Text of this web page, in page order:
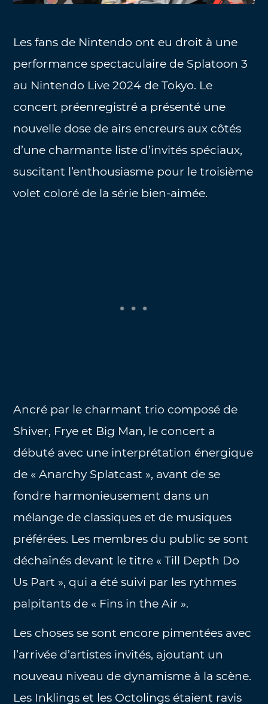
Les fans de Nintendo ont eu droit à une
performance spectaculaire de Splatoon 3
au Nintendo Live 2024 de Tokyo. Le
concert préenregistré a présenté une
nouvelle dose de airs encreurs aux côtés
d’une charmante liste d’invités spéciaux,
suscitant l’enthousiasme pour le troisième
volet coloré de la série bien-aimée.
Ancré par le charmant trio composé de
Shiver, Frye et Big Man, le concert a
débuté avec une interprétation énergique
de « Anarchy Splatcast », avant de se
fondre harmonieusement dans un
mélange de classiques et de musiques
préférées. Les membres du public se sont
déchaînés devant le titre « Till Depth Do
Us Part », qui a été suivi par les rythmes
palpitants de « Fins in the Air ».
Les choses se sont encore pimentées avec
l’arrivée d’artistes invités, ajoutant un
nouveau niveau de dynamisme à la scène.
Les Inklings et les Octolings étaient ravis